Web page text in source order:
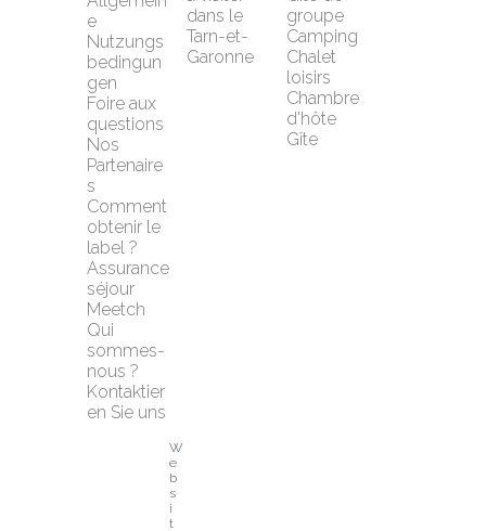
e
Nutzungs
bedingun
gen
Foire aux
questions
Nos
Partenaire
s
Comment
obtenir le
label ?
Assurance
séjour
Meetch
Qui
sommes-
nous ?
Kontaktier
en Sie uns
dans le
Tarn-et-
Garonne
groupe
Camping
Chalet
loisirs
Chambre
d'hôte
Gîte
W
e
b
s
i
t